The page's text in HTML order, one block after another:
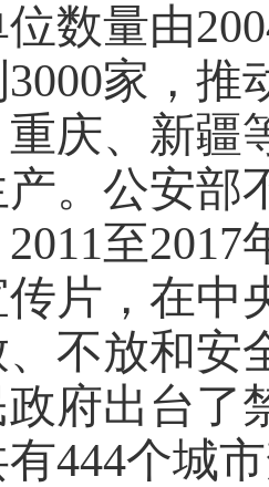
数量由
3000家，推
重庆、新疆
。公安部
2011至2017
片，在中
、不放和安
政府出台了
有444个城